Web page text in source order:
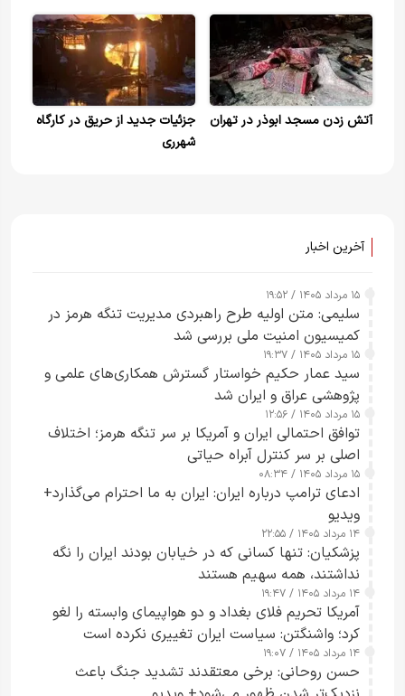
جعفری کوی نصر برگزار شد
صادرات محله سبلان تهران
آتش زدن مسجد ابوذر در تهران
جزئیات جدید از حریق در کارگاه
شهرری
آخرین اخبار
۱۵ مرداد ۱۴۰۵ / ۱۹:۵۲
سلیمی: متن اولیه طرح راهبردی مدیریت تنگه هرمز در
کمیسیون امنیت ملی بررسی شد
۱۵ مرداد ۱۴۰۵ / ۱۹:۳۷
سید عمار حکیم خواستار گسترش همکاری‌های علمی و
پژوهشی عراق و ایران شد
۱۵ مرداد ۱۴۰۵ / ۱۲:۵۶
توافق احتمالی ایران و آمریکا بر سر تنگه هرمز؛ اختلاف
اصلی بر سر کنترل آبراه حیاتی
۱۵ مرداد ۱۴۰۵ / ۰۸:۳۴
ادعای ترامپ درباره ایران: ایران به ما احترام می‌گذارد+
ویدیو
۱۴ مرداد ۱۴۰۵ / ۲۲:۵۵
پزشکیان: تنها کسانی که در خیابان بودند ایران را نگه
نداشتند، همه سهیم هستند
۱۴ مرداد ۱۴۰۵ / ۱۹:۴۷
آمریکا تحریم فلای بغداد و دو هواپیمای وابسته را لغو
کرد؛ واشنگتن: سیاست ایران تغییری نکرده است
۱۴ مرداد ۱۴۰۵ / ۱۹:۰۷
حسن روحانی: برخی معتقدند تشدید جنگ باعث